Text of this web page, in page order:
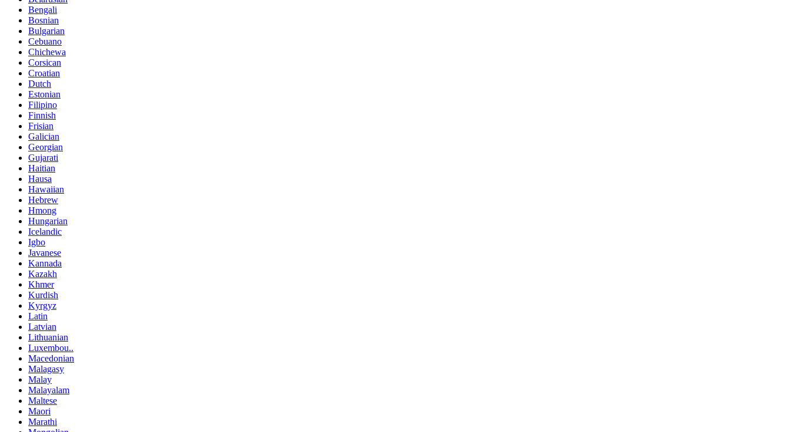
Bengali
Bosnian
Bulgarian
Cebuano
Chichewa
Corsican
Croatian
Dutch
Estonian
Filipino
Finnish
Frisian
Galician
Georgian
Gujarati
Haitian
Hausa
Hawaiian
Hebrew
Hmong
Hungarian
Icelandic
Igbo
Javanese
Kannada
Kazakh
Khmer
Kurdish
Kyrgyz
Latin
Latvian
Lithuanian
Luxembou..
Macedonian
Malagasy
Malay
Malayalam
Maltese
Maori
Marathi